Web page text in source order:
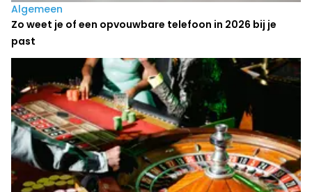
Algemeen
Zo weet je of een opvouwbare telefoon in 2026 bij je
past